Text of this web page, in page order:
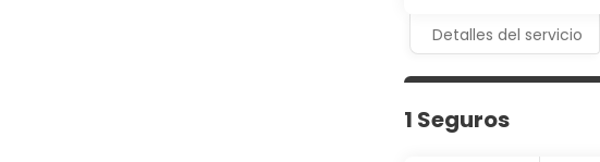
Detalles del servicio
1 Seguros